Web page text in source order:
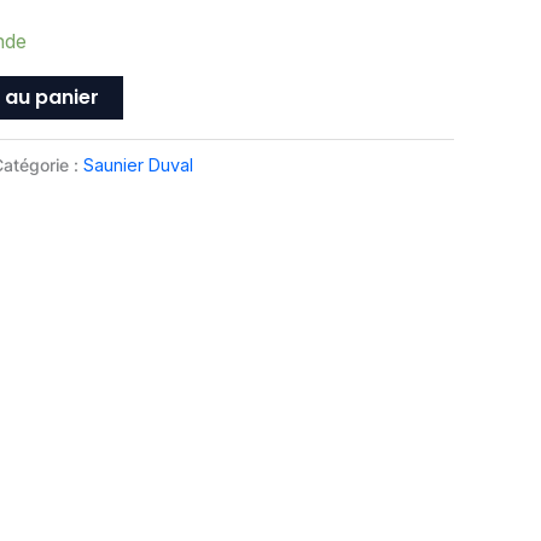
panier
: Saunier Duval